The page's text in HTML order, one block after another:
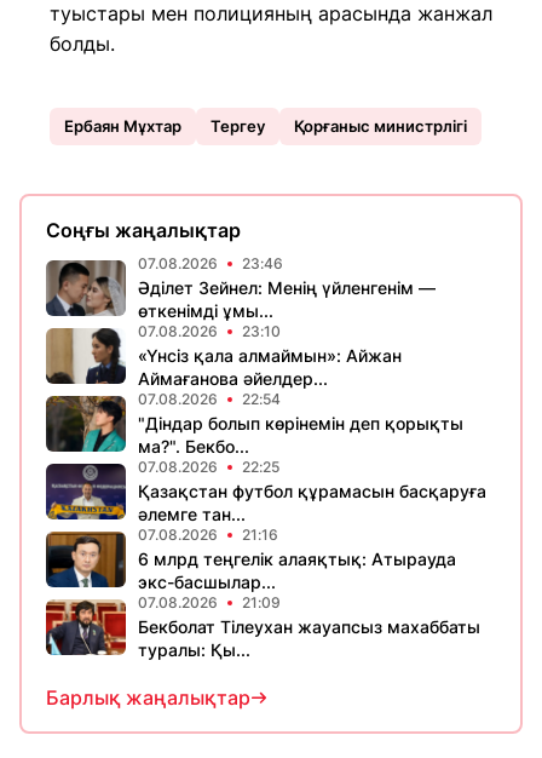
туыстары мен полицияның арасында жанжал
болды.
Ербаян Мұхтар Тергеу Қорғаныс министрлігі
Соңғы жаңалықтар
07.08.2026 23:46
Әділет Зейнел: Менің үйленгенім —
өткенімді ұмы...
07.08.2026 23:10
«Үнсіз қала алмаймын»: Айжан
Аймағанова әйелдер...
07.08.2026 22:54
"Діндар болып көрінемін деп қорықты
ма?". Бекбо...
07.08.2026 22:25
Қазақстан футбол құрамасын басқаруға
әлемге тан...
07.08.2026 21:16
6 млрд теңгелік алаяқтық: Атырауда
экс-басшылар...
07.08.2026 21:09
Бекболат Тілеухан жауапсыз махаббаты
туралы: Қы...
Барлық жаңалықтар